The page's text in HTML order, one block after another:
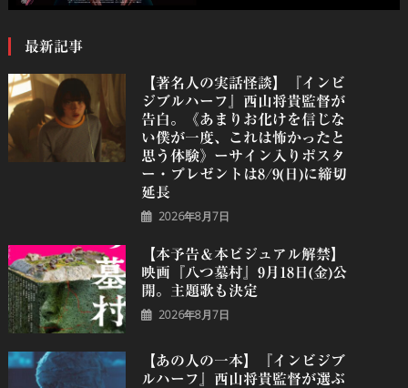
最新記事
【著名人の実話怪談】『インビ
ジブルハーフ』⻄⼭将貴監督が
告白。《あまりお化けを信じな
い僕が一度、これは怖かったと
思う体験》ーサイン入りポスタ
ー・プレゼントは8/9(日)に締切
延長
2026年8月7日
【本予告＆本ビジュアル解禁】
映画『八つ墓村』9月18日(金)公
開。主題歌も決定
2026年8月7日
【あの人の一本】『インビジブ
ルハーフ』⻄⼭将貴監督が選ぶ